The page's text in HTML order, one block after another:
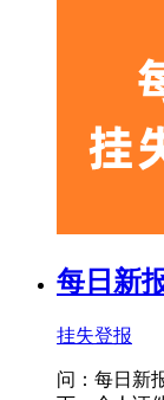
每日新
挂失登报
问：每日新